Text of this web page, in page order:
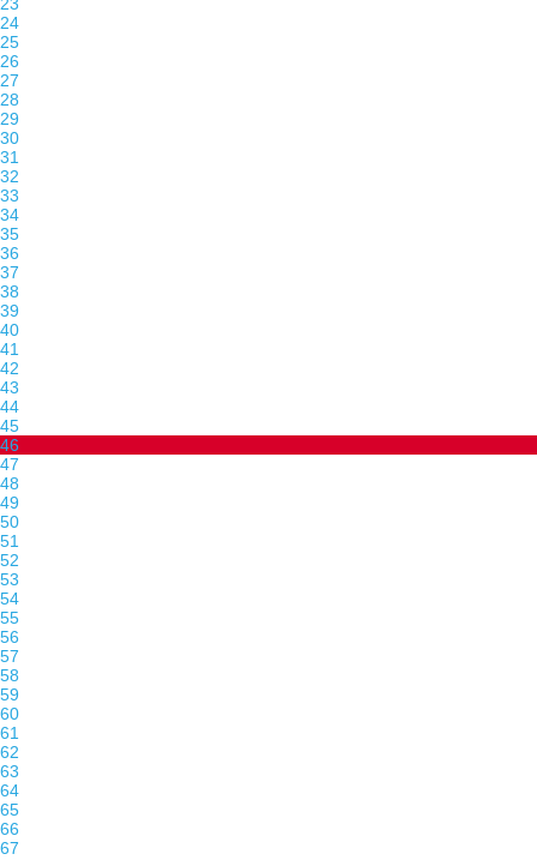
24
25
26
27
28
29
30
31
32
33
34
35
36
37
38
39
40
41
42
43
44
45
46
47
48
49
50
51
52
53
54
55
56
57
58
59
60
61
62
63
64
65
66
67